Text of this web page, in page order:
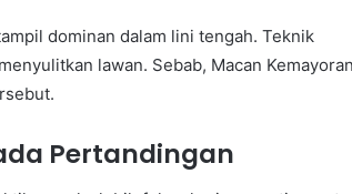
dominan dalam lini tengah. Teknik
lawan. Sebab, Macan Kemayoran
Pertandingan